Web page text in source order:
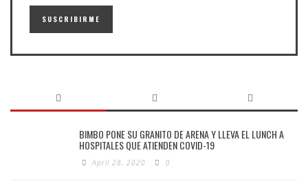
BIMBO PONE SU GRANITO DE ARENA Y LLEVA EL LUNCH A
HOSPITALES QUE ATIENDEN COVID-19
April 28, 2020 0